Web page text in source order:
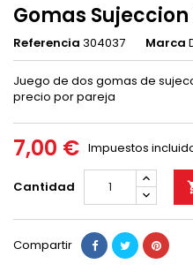
Gomas
Referencia 304037 Marca
Juego de dos gomas de
precio por pareja
7,00 € Impuestos
Cantidad
Compartir